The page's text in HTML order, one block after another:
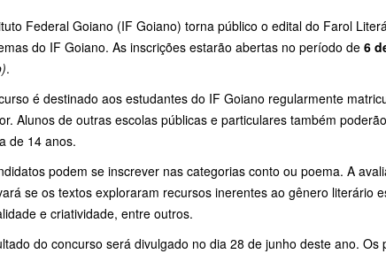
Federal Goiano (IF Goiano) torna público o edital do Farol
do IF Goiano. As inscrições estarão abertas no período de 6
.
é destinado aos estudantes do IF Goiano regularmente
Alunos de outras escolas públicas e particulares também
de 14 anos.
podem se inscrever nas categorias conto ou poema. A
se os textos exploraram recursos inerentes ao gênero literário
e criatividade, entre outros.
do concurso será divulgado no dia 28 de junho deste ano.